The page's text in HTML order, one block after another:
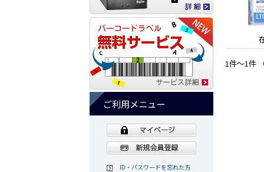
ご利用メニュー
ID・パスワードを忘れた方
1件～1件